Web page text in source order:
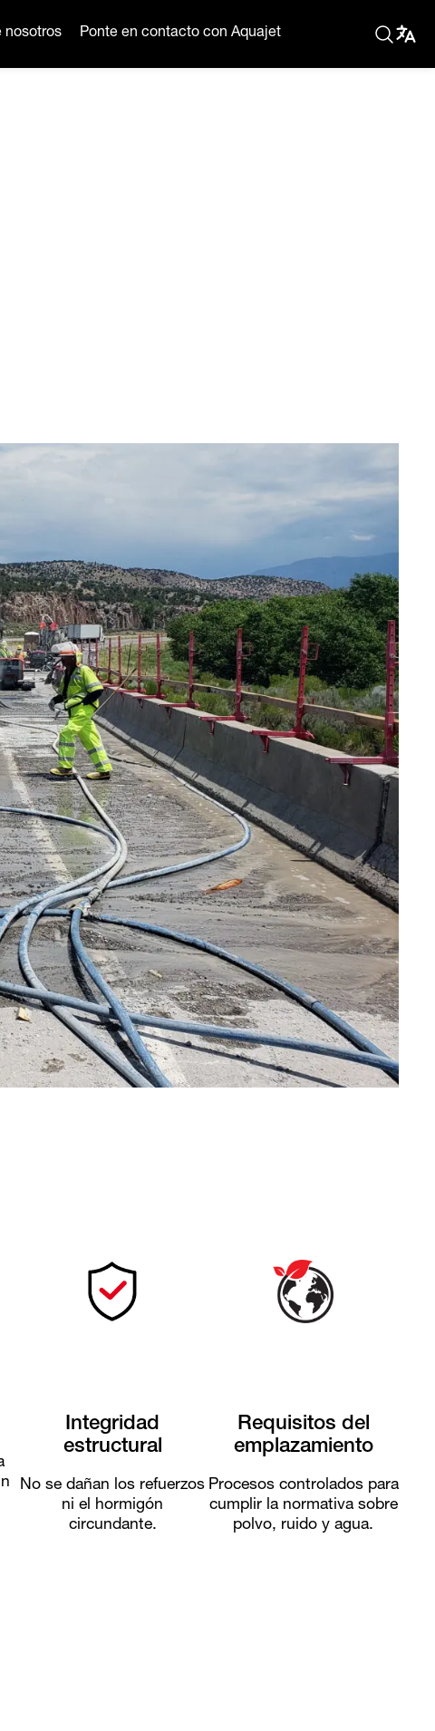
nosotros Ponte en contacto con Aquajet
Integridad
estructural
No se dañan los refuerzos
ni el hormigón
circundante.
Requisitos del
emplazamiento
Procesos controlados para
cumplir la normativa sobre
polvo, ruido y agua.